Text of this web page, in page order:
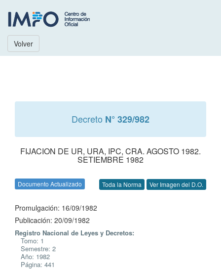
Volver
Decreto N° 329/982
FIJACION DE UR, URA, IPC, CRA. AGOSTO 1982.
SETIEMBRE 1982
Documento Actualizado Toda la Norma Ver Imagen del D.O.
Promulgación: 16/09/1982
Publicación: 20/09/1982
Registro Nacional de Leyes y Decretos:
Tomo: 1
Semestre: 2
Año: 1982
Página: 441